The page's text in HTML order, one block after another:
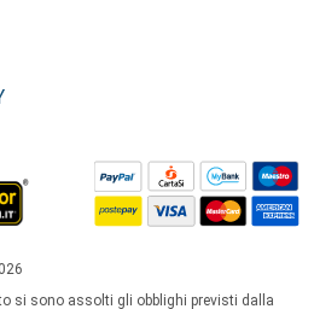
si sono assolti gli obblighi previsti dalla